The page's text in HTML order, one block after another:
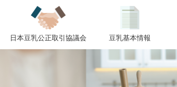
日本豆乳公正取引協議会 豆乳基本情報